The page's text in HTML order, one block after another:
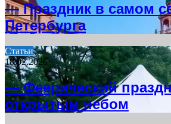
— Праздник в самом
Петербурга
Статьи
18.02.2026
— Феерический
открытым небом